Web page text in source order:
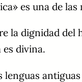
es una de
dignidad del
divina.